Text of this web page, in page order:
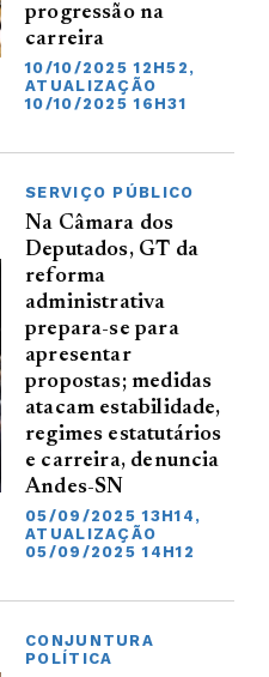
progressão na
carreira
10/10/2025 12H52,
ATUALIZAÇÃO
10/10/2025 16H31
SERVIÇO PÚBLICO
Na Câmara dos
Deputados, GT da
reforma
administrativa
prepara-se para
apresentar
propostas; medidas
atacam estabilidade,
regimes estatutários
e carreira, denuncia
Andes-SN
05/09/2025 13H14,
ATUALIZAÇÃO
05/09/2025 14H12
CONJUNTURA
POLÍTICA